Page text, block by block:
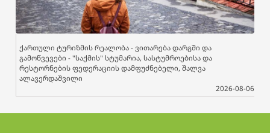
ქართული ტურიზმის რეალობა - ვითარება დარგში და
გამოწვევები - "საქმის" სტუმარია, სასტუმროებისა და
რესტორნების ფედერაციის დამფუძნებელი, შალვა
ალავერდაშვილი
2026-08-06